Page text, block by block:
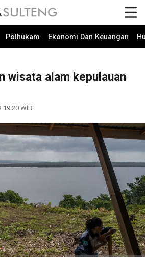
Polhukam Ekonomi Dan Keuangan
wisata alam kepulauan
WIB